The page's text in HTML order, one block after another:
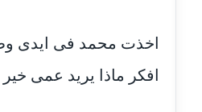
عاملة
اخذت محمد فى ايدى
افكر ماذا يريد عمى